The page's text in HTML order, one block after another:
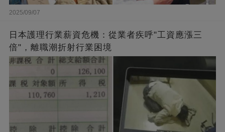
2025/09/07
日本護理行業薪資危機：從業者疾呼"工資應漲三
倍"，離職潮折射行業困境